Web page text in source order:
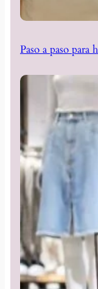
Paso a paso para